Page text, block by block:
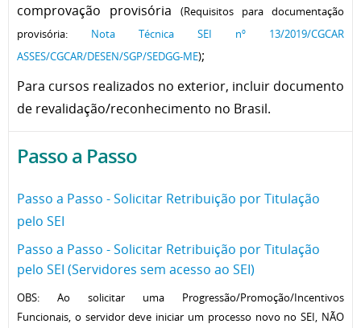
comprovação provisória
(Requisitos para documentação
provisória: Nota Técnica SEI nº 13/2019/CGCAR
ASSES/CGCAR/DESEN/SGP/SEDGG-ME);
Para cursos realizados no exterior, incluir documento
de revalidação/reconhecimento no Brasil.
Passo a Passo
Passo a Passo - Solicitar Retribuição por Titulação
pelo SEI
Passo a Passo - Solicitar Retribuição por Titulação
pelo SEI (Servidores sem acesso ao SEI)
OBS: Ao solicitar uma Progressão/Promoção/Incentivos
Funcionais, o servidor deve iniciar um processo novo no SEI, NÃO